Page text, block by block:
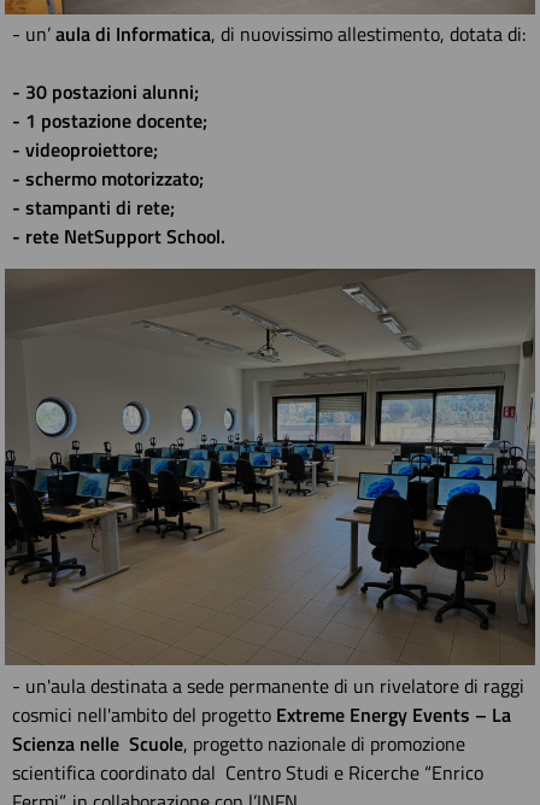
- un’aula di Informatica, di nuovissimo allestimento, dotata di:
- 30 postazioni alunni;
- 1 postazione docente;
- videoproiettore;
- schermo motorizzato;
- stampanti di rete;
- rete NetSupport School.
- un'aula destinata a sede permanente di un rivelatore di raggi
cosmici nell'ambito del progetto Extreme Energy Events – La
Scienza nelle Scuole, progetto nazionale di promozione
scientifica coordinato dal Centro Studi e Ricerche “Enrico